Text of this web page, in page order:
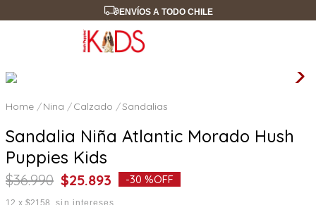
ENVÍOS A TODO CHILE
Nina Calzado Sandalias
Sandalia Niña Atlantic Morado Hush
Puppies Kids
$36.990 $25.893 -30 %OFF
12 x $2158 sin intereses